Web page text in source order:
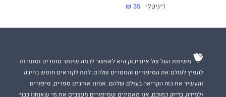
דיגיטלי 35 ₪
משימת העל של אינדיבוק היא לאפשר לכמה שיותר סופרים וסופרות
להפיץ לעולם את הסיפורים והמסרים שלהם, לתת לקוראים חופש בחירה
והעשיר את כוח הקריאה בעולם שלהם. אנחנו אוהבים ספרים, סיפורים
ולמידה, בדיוק כמוכם, אנו מאמינים שסיפורים מעצבים את מי שאנחנו כבני